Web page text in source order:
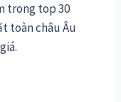
trong top 30
toàn châu Âu